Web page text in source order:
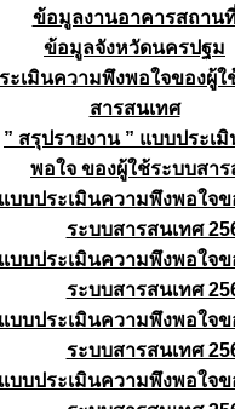
ข้อมูลงานอาคารสถาน
ข้อมูลจังหวัดนครปฐม
ะเมินความพึงพอใจของผู้ใ
สารสนเทศ
” สรุปรายงาน ” แบบประเ
พอใจ ของผู้ใช้ระบบสาร
แบบประเมินความพึงพอใจข
ระบบสารสนเทศ
แบบประเมินความพึงพอใจข
ระบบสารสนเทศ
แบบประเมินความพึงพอใจข
ระบบสารสนเทศ
แบบประเมินความพึงพอใจข